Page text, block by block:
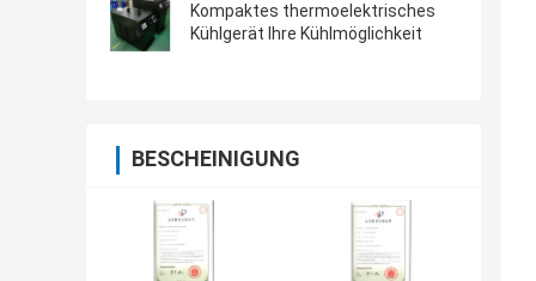
Kompaktes thermoelektrisches
Kühlgerät Ihre Kühlmöglichkeit
BESCHEINIGUNG